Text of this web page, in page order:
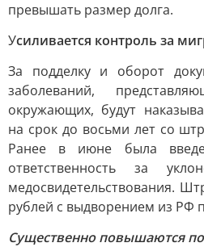
превышать размер долга.
Усиливается контроль за
За подделку и оборот
заболеваний,
окружающих, будут
на срок до восьми лет со
Ранее в июне была
ответственность за
медосвидетельствования.
рублей с выдворением из РФ
Существенно повышаются